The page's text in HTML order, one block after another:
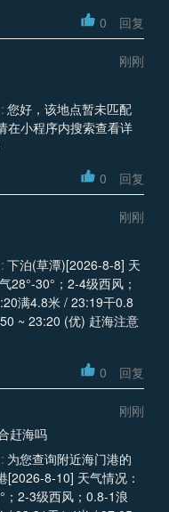
0 回复
刚刚
您好，该地点暂未匹配
在小程序内搜索查看详
0 回复
刚刚
下泊(草潭)[2026-8-8] 天
28°-30°；2-4级西风；
满4.8米 / 23:19干0.8
~ 23:20 (优) 赶海注意
0 回复
刚刚
赶海吗
为您查询附近海门港的
[2026-8-10] 天气情况：
；2-3级西风；0.8-1浪